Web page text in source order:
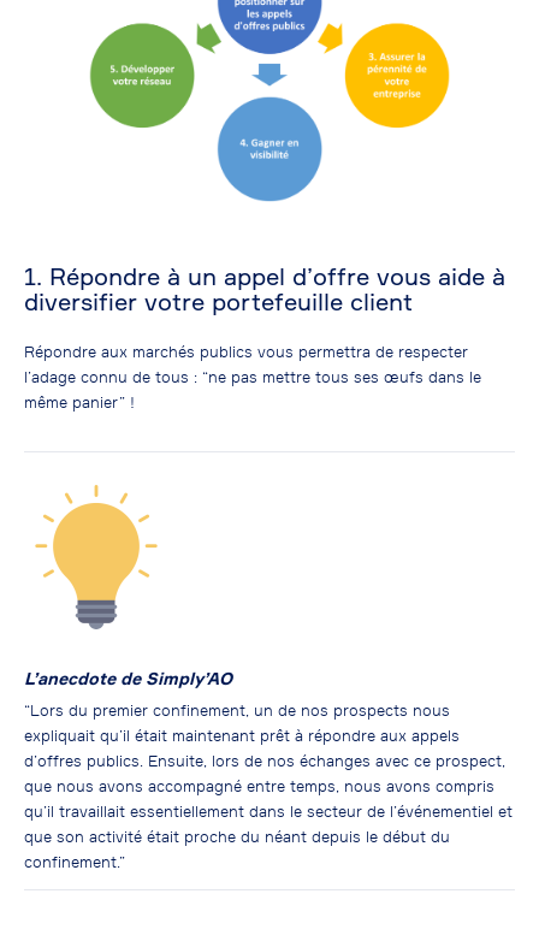
1. Répondre à un appel d’offre vous aide à
diversifier votre portefeuille client
Répondre aux marchés publics vous permettra de respecter
l’adage connu de tous : “ne pas mettre tous ses œufs dans le
même panier” !
L’anecdote de Simply’AO
“Lors du premier confinement, un de nos prospects nous
expliquait qu’il était maintenant prêt à répondre aux appels
d’offres publics. Ensuite, lors de nos échanges avec ce prospect,
que nous avons accompagné entre temps, nous avons compris
qu’il travaillait essentiellement dans le secteur de l’événementiel et
que son activité était proche du néant depuis le début du
confinement.”